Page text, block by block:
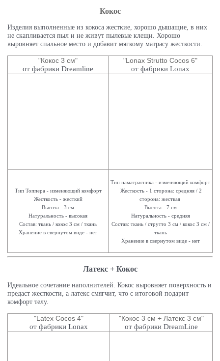
Кокос
Изделия выполненные из кокоса жесткие, хорошо дышащие, в них
не скапливается пыл и не живут пылевые клещи. Хорошо
выровняет спальное место и добавит мягкому матрасу жесткости.
"Кокос 3 см"
от фабрики Dreamline
"Lonax Strutto Cocos 6"
от фабрики Lonax
Тип Топпера - изменяющий комфорт
Жесткость - жесткий
Высота - 3 см
Натуральность - высокая
Состав: ткань / кокос 3 см / ткань
Хранение в свернутом виде - нет
Тип наматрасника - изменяющий комфорт
Жесткость - 1 сторона: средняя / 2
сторона: жесткая
Высота - 7 см
Натуральность - средняя
Состав: ткань / струтто 3 см / кокос 3 см /
ткань
Хранение в свернутом виде - нет
Латекс + Кокос
Идеальное сочетание наполнителей. Кокос выровняет поверхность и
предаст жесткости, а латекс смягчит, что с итоговой подарит
комфорт телу.
"Latex Cocos 4"
от фабрики Lonax
"Кокос 3 см + Латекс 3 см"
от фабрики DreamLine